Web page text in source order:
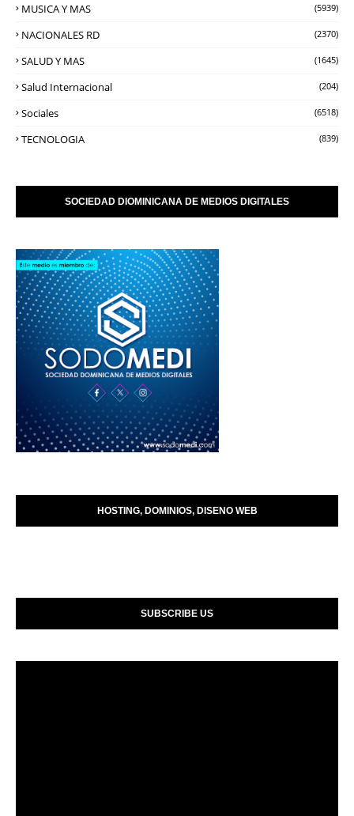
MUSICA Y MAS (5939)
NACIONALES RD (2370)
SALUD Y MAS (1645)
Salud Internacional (204)
Sociales (6518)
TECNOLOGIA (839)
SOCIEDAD DIOMINICANA DE MEDIOS DIGITALES
HOSTING, DOMINIOS, DISENO WEB
SUBSCRIBE US